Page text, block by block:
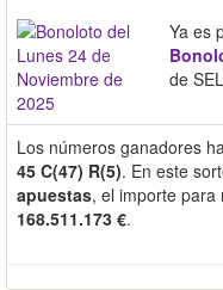
Ya es
de
Los números ganadores
45 C(47) R(5). En este
apuestas, el importe para
168.511.173 €.